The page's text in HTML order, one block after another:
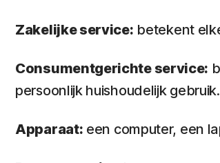
Zakelijke service: betekent
Consumentgerichte service:
persoonlijk huishoudelijk gebruik.
Apparaat: een computer, een